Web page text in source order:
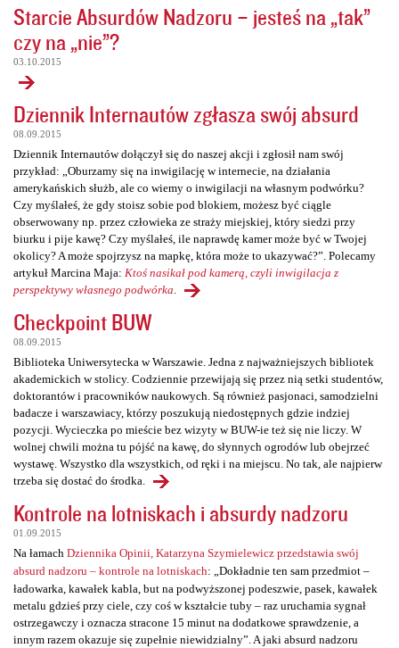
Starcie Absurdów Nadzoru – jesteś na „tak”
czy na „nie”?
03.10.2015
Dziennik Internautów zgłasza swój absurd
08.09.2015
Dziennik Internautów dołączył się do naszej akcji i zgłosił nam swój
przykład: „Oburzamy się na inwigilację w internecie, na działania
amerykańskich służb, ale co wiemy o inwigilacji na własnym podwórku?
Czy myślałeś, że gdy stoisz sobie pod blokiem, możesz być ciągle
obserwowany np. przez człowieka ze straży miejskiej, który siedzi przy
biurku i pije kawę? Czy myślałeś, ile naprawdę kamer może być w Twojej
okolicy? A może spojrzysz na mapkę, która może to ukazywać?”. Polecamy
artykuł Marcina Maja: Ktoś nasikał pod kamerą, czyli inwigilacja z
perspektywy własnego podwórka
Checkpoint BUW
08.09.2015
Biblioteka Uniwersytecka w Warszawie. Jedna z najważniejszych bibliotek
akademickich w stolicy. Codziennie przewijają się przez nią setki studentów,
doktorantów i pracowników naukowych. Są również pasjonaci, samodzielni
badacze i warszawiacy, którzy poszukują niedostępnych gdzie indziej
pozycji. Wycieczka po mieście bez wizyty w BUW-ie też się nie liczy. W
wolnej chwili można tu pójść na kawę, do słynnych ogrodów lub obejrzeć
wystawę. Wszystko dla wszystkich, od ręki i na miejscu. No tak, ale najpierw
trzeba się dostać do środka.
Kontrole na lotniskach i absurdy nadzoru
01.09.2015
Na łamach Dziennika Opinii, Katarzyna Szymielewicz przedstawia swój
absurd nadzoru – kontrole na lotniskach: „Dokładnie ten sam przedmiot –
ładowarka, kawałek kabla, but na podwyższonej podeszwie, pasek, kawałek
metalu gdzieś przy ciele, czy coś w kształcie tuby – raz uruchamia sygnał
ostrzegawczy i oznacza stracone 15 minut na dodatkowe sprawdzenie, a
innym razem okazuje się zupełnie niewidzialny”. A jaki absurd nadzoru